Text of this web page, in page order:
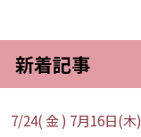
新着記事
7/24( 金 ) 7月16日(木